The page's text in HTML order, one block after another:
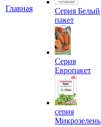
Главная
Серия Белый
пакет
Серия
Европакет
серия
Микрозелень